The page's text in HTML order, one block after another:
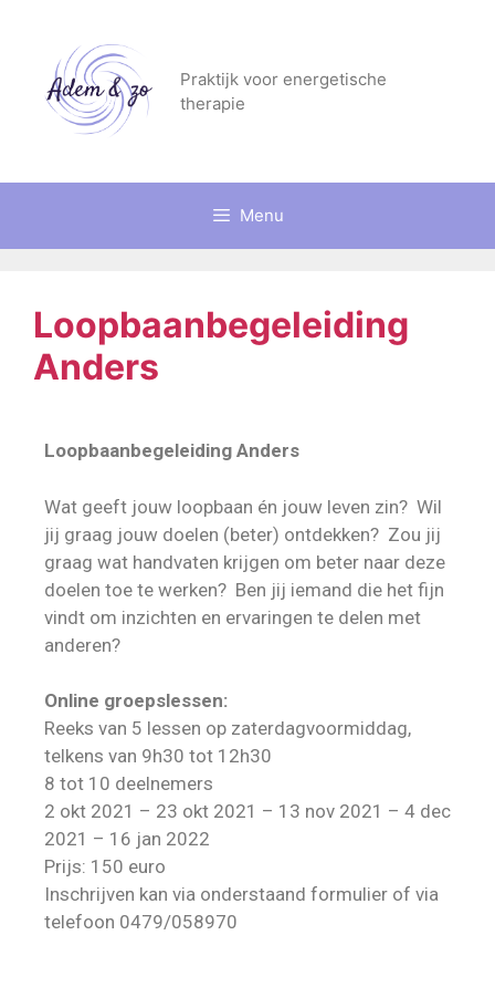
Praktijk voor energetische
therapie
Menu
Loopbaanbegeleiding
Anders
Loopbaanbegeleiding Anders
Wat geeft jouw loopbaan én jouw leven zin? Wil
jij graag jouw doelen (beter) ontdekken? Zou jij
graag wat handvaten krijgen om beter naar deze
doelen toe te werken? Ben jij iemand die het fijn
vindt om inzichten en ervaringen te delen met
anderen?
Online groepslessen:
Reeks van 5 lessen op zaterdagvoormiddag,
telkens van 9h30 tot 12h30
8 tot 10 deelnemers
2 okt 2021 – 23 okt 2021 – 13 nov 2021 – 4 dec
2021 – 16 jan 2022
Prijs: 150 euro
Inschrijven kan via onderstaand formulier of via
telefoon 0479/058970